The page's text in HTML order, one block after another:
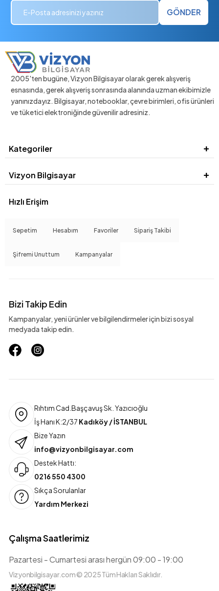
GÖNDER
2005'ten bugüne, Vizyon Bilgisayar olarak gerek alışveriş
esnasında, gerek alışveriş sonrasında alanında uzman ekibimizle
yanınızdayız. Bilgisayar, notebooklar, çevre birimleri, ofis ürünleri
ve tüketici elektroniğinde güvenilir adresiniz.
Kategoriler
Vizyon Bilgisayar
Hızlı Erişim
Sepetim Hesabım Favoriler Sipariş Takibi
Şifremi Unuttum Kampanyalar
Bizi Takip Edin
Kampanyalar, yeni ürünler ve bilgilendirmeler için bizi sosyal
medyada takip edin.
Rıhtım Cad.Başçavuş Sk. Yazıcıoğlu
İş Hanı K:2/37 Kadıköy / İSTANBUL
Bize Yazın
info@vizyonbilgisayar.com
Destek Hattı:
0216 550 4300
Sıkça Sorulanlar
Yardım Merkezi
Çalışma Saatlerimiz
Pazartesi - Cumartesi arası hergün 09:00 - 19:00
Vizyonbilgisayar.com © 2025 Tüm Hakları Saklıdır.